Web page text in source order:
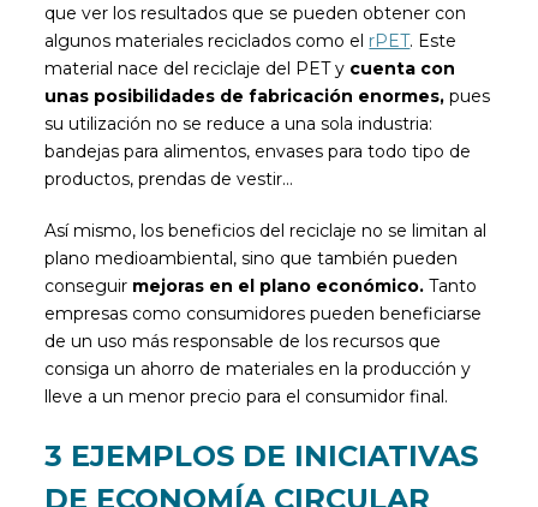
que ver los resultados que se pueden obtener con
algunos materiales reciclados como el rPET. Este
material nace del reciclaje del PET y cuenta con
unas posibilidades de fabricación enormes, pues
su utilización no se reduce a una sola industria:
bandejas para alimentos, envases para todo tipo de
productos, prendas de vestir…
Así mismo, los beneficios del reciclaje no se limitan al
plano medioambiental, sino que también pueden
conseguir mejoras en el plano económico. Tanto
empresas como consumidores pueden beneficiarse
de un uso más responsable de los recursos que
consiga un ahorro de materiales en la producción y
lleve a un menor precio para el consumidor final.
3 EJEMPLOS DE INICIATIVAS
DE ECONOMÍA CIRCULAR